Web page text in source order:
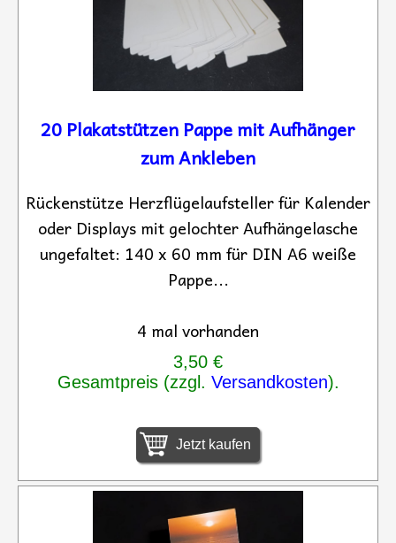
20 Plakatstützen Pappe mit Aufhänger
zum Ankleben
Rückenstütze Herzflügelaufsteller für Kalender
oder Displays mit gelochter Aufhängelasche
ungefaltet: 140 x 60 mm für DIN A6 weiße
Pappe...
4 mal vorhanden
3,50 €
Gesamtpreis (zzgl. Versandkosten).
Jetzt kaufen